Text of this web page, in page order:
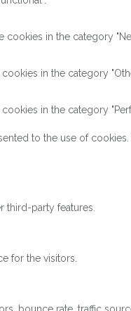
in the category
in the category
in the category
to the use of
party features.
for the visitors.